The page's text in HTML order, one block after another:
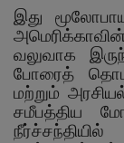
இது
வலுவாக
போரைத்
மற்றும்
சமீபத்திய